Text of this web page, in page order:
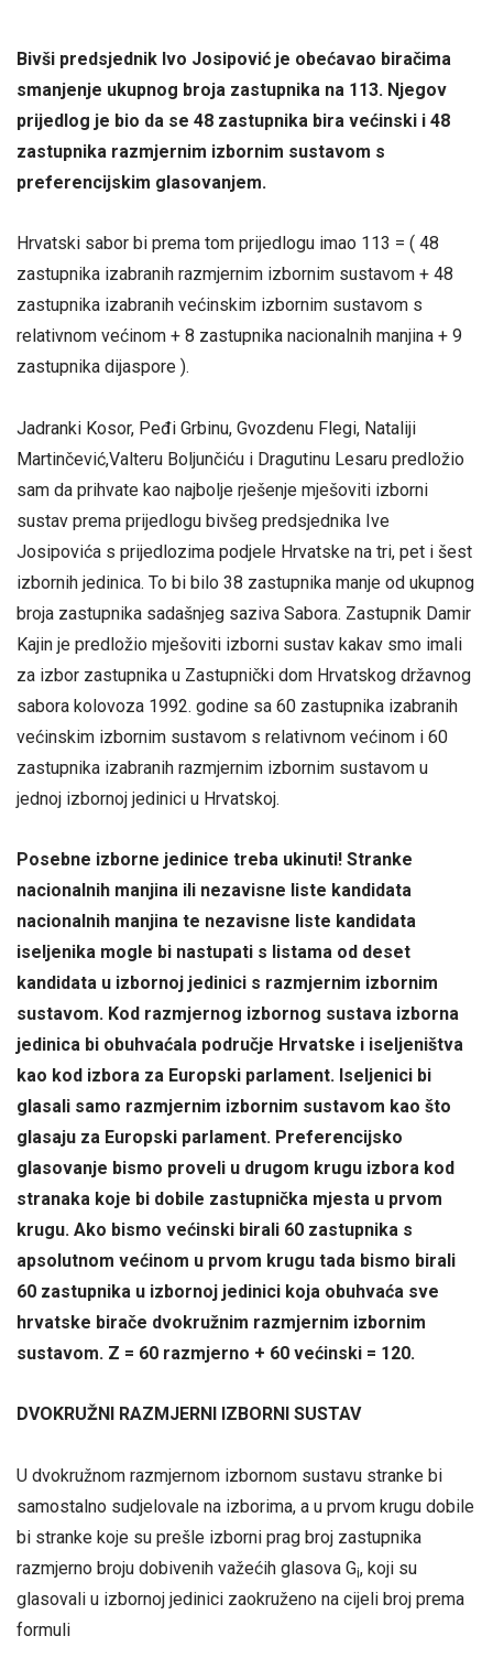
Bivši predsjednik Ivo Josipović je obećavao biračima
smanjenje ukupnog broja zastupnika na 113. Njegov
prijedlog je bio da se 48 zastupnika bira većinski i 48
zastupnika razmjernim izbornim sustavom s
preferencijskim glasovanjem.
Hrvatski sabor bi prema tom prijedlogu imao 113 = ( 48
zastupnika izabranih razmjernim izbornim sustavom + 48
zastupnika izabranih većinskim izbornim sustavom s
relativnom većinom + 8 zastupnika nacionalnih manjina + 9
zastupnika dijaspore ).
Jadranki Kosor, Peđi Grbinu, Gvozdenu Flegi, Nataliji
Martinčević,Valteru Boljunčiću i Dragutinu Lesaru predložio
sam da prihvate kao najbolje rješenje mješoviti izborni
sustav prema prijedlogu bivšeg predsjednika Ive
Josipovića s prijedlozima podjele Hrvatske na tri, pet i šest
izbornih jedinica. To bi bilo 38 zastupnika manje od ukupnog
broja zastupnika sadašnjeg saziva Sabora. Zastupnik Damir
Kajin je predložio mješoviti izborni sustav kakav smo imali
za izbor zastupnika u Zastupnički dom Hrvatskog državnog
sabora kolovoza 1992. godine sa 60 zastupnika izabranih
većinskim izbornim sustavom s relativnom većinom i 60
zastupnika izabranih razmjernim izbornim sustavom u
jednoj izbornoj jedinici u Hrvatskoj.
Posebne izborne jedinice treba ukinuti! Stranke
nacionalnih manjina ili nezavisne liste kandidata
nacionalnih manjina te nezavisne liste kandidata
iseljenika mogle bi nastupati s listama od deset
kandidata u izbornoj jedinici s razmjernim izbornim
sustavom. Kod razmjernog izbornog sustava izborna
jedinica bi obuhvaćala područje Hrvatske i iseljeništva
kao kod izbora za Europski parlament. Iseljenici bi
glasali samo razmjernim izbornim sustavom kao što
glasaju za Europski parlament. Preferencijsko
glasovanje bismo proveli u drugom krugu izbora kod
stranaka koje bi dobile zastupnička mjesta u prvom
krugu. Ako bismo većinski birali 60 zastupnika s
apsolutnom većinom u prvom krugu tada bismo birali
60 zastupnika u izbornoj jedinici koja obuhvaća sve
hrvatske birače dvokružnim razmjernim izbornim
sustavom. Z = 60 razmjerno + 60 većinski = 120.
DVOKRUŽNI RAZMJERNI IZBORNI SUSTAV
U dvokružnom razmjernom izbornom sustavu stranke bi
samostalno sudjelovale na izborima, a u prvom krugu dobile
bi stranke koje su prešle izborni prag broj zastupnika
razmjerno broju dobivenih važećih glasova Gi, koji su
glasovali u izbornoj jedinici zaokruženo na cijeli broj prema
formuli